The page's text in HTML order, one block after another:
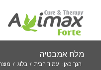
מלח אמבטיה
הנך כאן: עמוד הבית / בלוג /